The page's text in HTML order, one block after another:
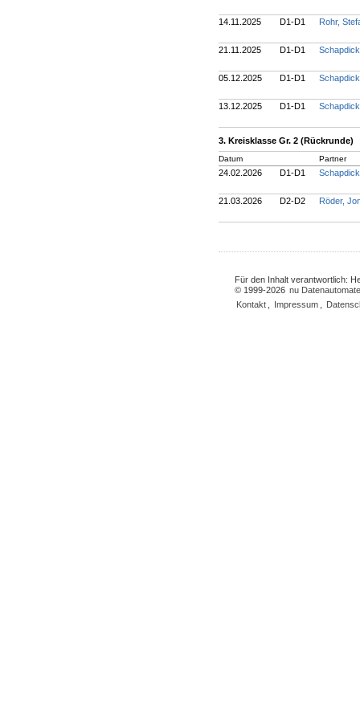
14.11.2025 D1-D1 Rohr,
21.11.2025 D1-D1
05.12.2025 D1-D1
13.12.2025 D1-D1
3. Kreisklasse Gr. 2 (Rückrunde)
Datum Partner
24.02.2026 D1-D1
21.03.2026 D2-D2 Röder,
Für den Inhalt verantwortlich:
© 1999-2026 nu
Kontakt
Impressum